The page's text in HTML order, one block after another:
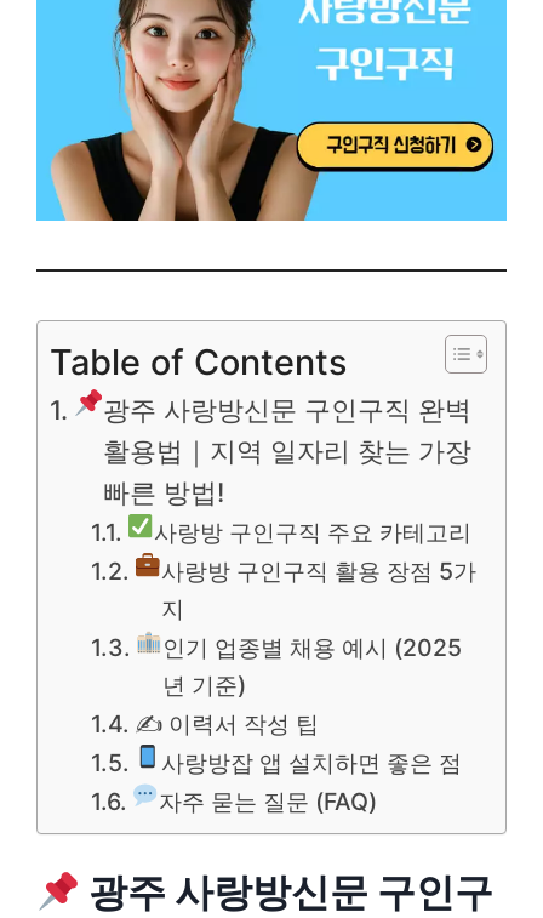
Table of Contents
광주 사랑방신문 구인구직 완벽
활용법｜지역 일자리 찾는 가장
빠른 방법!
사랑방 구인구직 주요 카테고리
사랑방 구인구직 활용 장점 5가
지
인기 업종별 채용 예시 (2025
년 기준)
✍ 이력서 작성 팁
사랑방잡 앱 설치하면 좋은 점
자주 묻는 질문 (FAQ)
광주 사랑방신문 구인구